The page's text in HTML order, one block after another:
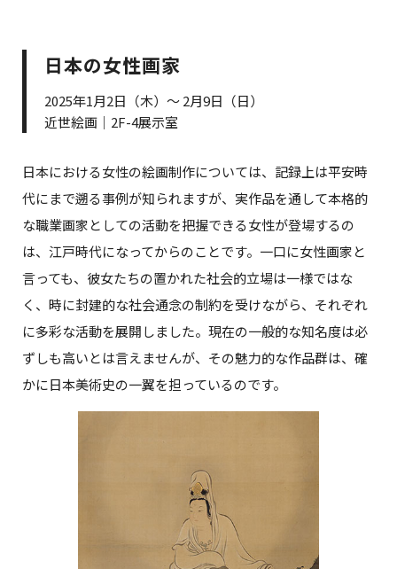
日本の女性画家
2025年1月2日（木）～ 2月9日（日）
近世絵画｜2F-4展示室
日本における女性の絵画制作については、記録上は平安時
代にまで遡る事例が知られますが、実作品を通して本格的
な職業画家としての活動を把握できる女性が登場するの
は、江戸時代になってからのことです。一口に女性画家と
言っても、彼女たちの置かれた社会的立場は一様ではな
く、時に封建的な社会通念の制約を受けながら、それぞれ
に多彩な活動を展開しました。現在の一般的な知名度は必
ずしも高いとは言えませんが、その魅力的な作品群は、確
かに日本美術史の一翼を担っているのです。